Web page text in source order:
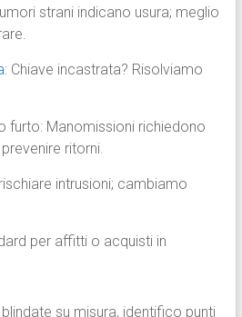
strani indicano usura; meglio
: Chiave incastrata? Risolviamo
furto: Manomissioni richiedono
ritorni.
intrusioni; cambiamo
per affitti o acquisti in
su misura, identifico punti